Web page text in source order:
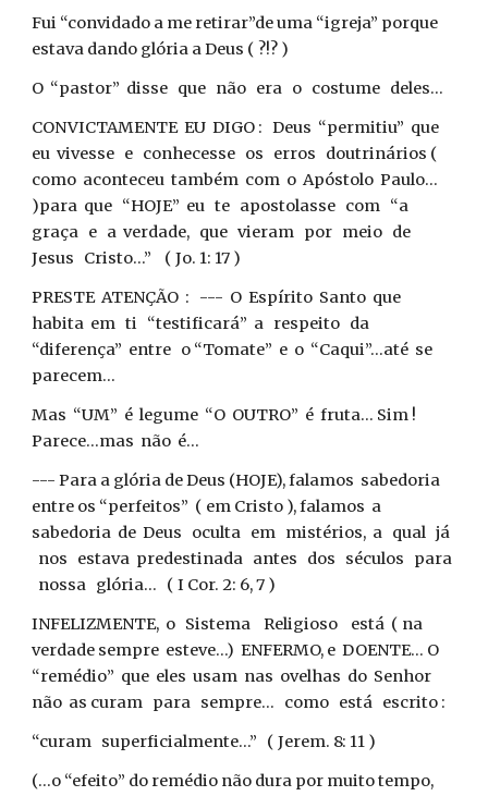
Fui “convidado a me retirar”de uma “igreja” porque
estava dando glória a Deus ( ?!? )
O “pastor” disse que não era o costume deles...
CONVICTAMENTE EU DIGO : Deus “permitiu” que
eu vivesse e conhecesse os erros doutrinários (
como aconteceu também com o Apóstolo Paulo...
)para que “HOJE” eu te apostolasse com “a
graça e a verdade, que vieram por meio de
Jesus Cristo...” ( Jo. 1: 17 )
PRESTE ATENÇÃO : --- O Espírito Santo que
habita em ti “testificará” a respeito da
“diferença” entre o “Tomate” e o “Caqui”...até se
parecem...
Mas “UM” é legume “O OUTRO” é fruta... Sim !
Parece...mas não é...
--- Para a glória de Deus (HOJE), falamos sabedoria
entre os “perfeitos” ( em Cristo ), falamos a
sabedoria de Deus oculta em mistérios, a qual já
nos estava predestinada antes dos séculos para
nossa glória... ( I Cor. 2: 6, 7 )
INFELIZMENTE, o Sistema Religioso está ( na
verdade sempre esteve...) ENFERMO, e DOENTE... O
“remédio” que eles usam nas ovelhas do Senhor
não as curam para sempre... como está escrito :
“curam superficialmente...” ( Jerem. 8: 11 )
(...o “efeito” do remédio não dura por muito tempo,